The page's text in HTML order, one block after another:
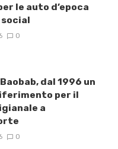
le auto d’epoca
0
dal 1996 un
per il
a
0